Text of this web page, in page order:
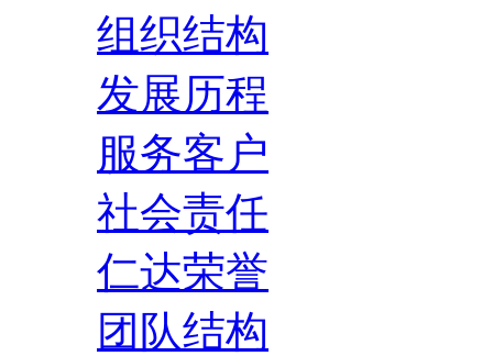
组织结构
发展历程
服务客户
社会责任
仁达荣誉
团队结构